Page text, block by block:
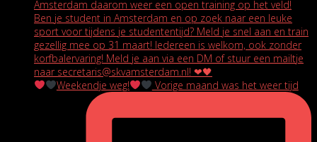
Weekendje weg! Vorige maand was het weer tijd